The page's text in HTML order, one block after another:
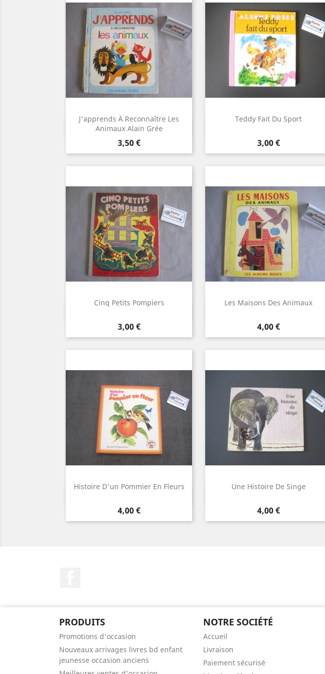
J'apprends À Reconnaître Les
Animaux Alain Grée
Prix
3,50 €
Aperçu rapide
Teddy Fait Du Sport
Prix
3,00 €
Cinq Petits Pompiers
Prix
3,00 €
Les Maisons Des Animaux
Prix
4,00 €
Histoire D'un Pommier En Fleurs
Prix
4,00 €
Une Histoire De Singe
Prix
4,00 €
PRODUITS
Promotions d'occasion
Nouveaux arrivages livres bd enfant
jeunesse occasion anciens
NOTRE SOCIÉTÉ
Accueil
Livraison
Paiement sécurisé